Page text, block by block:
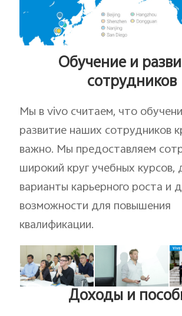
Обучение и
сотрудников
Мы в vivo считаем, что
развитие наших сотрудников
важно. Мы предоставляем
широкий круг учебных
варианты карьерного роста и
возможности для повышения
квалификации.
Доходы и